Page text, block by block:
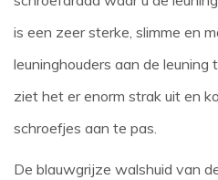
is een zeer sterke, slimme en
leuninghouders aan de
ziet het er enorm strak uit en
schroefjes aan te pas.
De blauwgrijze walshuid van